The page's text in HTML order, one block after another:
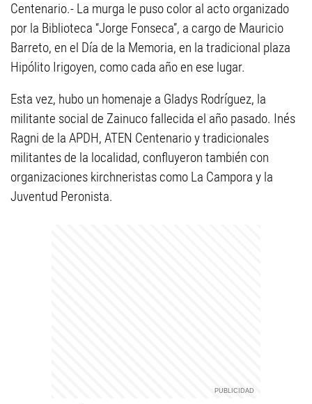
Centenario.- La murga le puso color al acto organizado
por la Biblioteca “Jorge Fonseca”, a cargo de Mauricio
Barreto, en el Día de la Memoria, en la tradicional plaza
Hipólito Irigoyen, como cada año en ese lugar.
Esta vez, hubo un homenaje a Gladys Rodríguez, la
militante social de Zainuco fallecida el año pasado. Inés
Ragni de la APDH, ATEN Centenario y tradicionales
militantes de la localidad, confluyeron también con
organizaciones kirchneristas como La Campora y la
Juventud Peronista.